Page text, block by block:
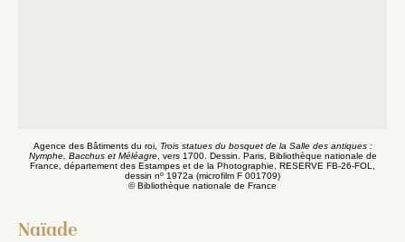
Agence des Bâtiments du roi,
Trois statues du bosquet de la Salle des antiques :
Nymphe, Bacchus et Méléagre, vers 1700. Dessin. Paris, Bibliothèque nationale de
France, département des Estampes et de la Photographie, RESERVE FB-26-FOL,
dessin no 1972a (microfilm F 001709)
© Bibliothèque nationale de France
Naïade